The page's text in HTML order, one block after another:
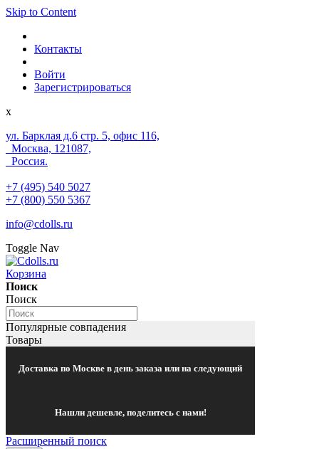
Skip to Content
Контакты
Войти
Зарегистрироваться
x
ул. Барклая д.6 стр. 5, офис 116,
Москва, 121087,
Россия.
+7 (495) 540 5027
+7 (800) 550 5367
info@cdolls.ru
Toggle Nav
Корзина
Поиск
Поиск
Популярные совпадения
Товары
Доставка по Москве в день заказа или на следующий
Нашли дешевле, поделитесь с нами!
Расширенный поиск